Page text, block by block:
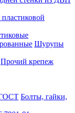
Шурупы
Прочий крепеж
Болты, гайки,